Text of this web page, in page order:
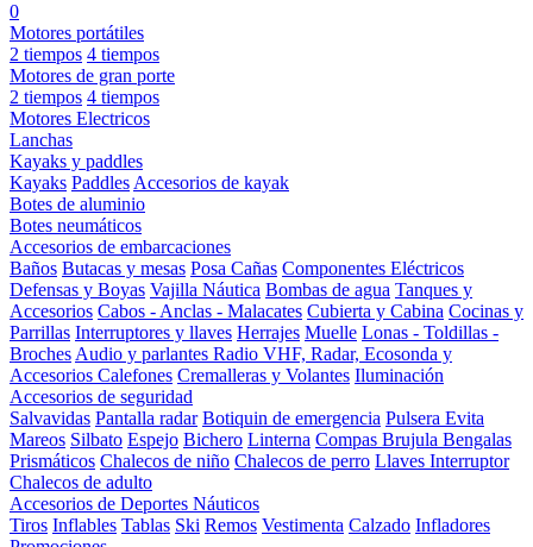
0
Motores portátiles
2 tiempos 4 tiempos
Motores de gran porte
2 tiempos 4 tiempos
Motores Electricos
Lanchas
Kayaks y paddles
Kayaks Paddles Accesorios de kayak
Botes de aluminio
Botes neumáticos
Accesorios de embarcaciones
Baños Butacas y mesas Posa Cañas Componentes Eléctricos
Defensas y Boyas Vajilla Náutica Bombas de agua Tanques y
Accesorios Cabos - Anclas - Malacates Cubierta y Cabina Cocinas y
Parrillas Interruptores y llaves Herrajes Muelle Lonas - Toldillas -
Broches Audio y parlantes Radio VHF, Radar, Ecosonda y
Accesorios Calefones Cremalleras y Volantes Iluminación
Accesorios de seguridad
Salvavidas Pantalla radar Botiquin de emergencia Pulsera Evita
Mareos Silbato Espejo Bichero Linterna Compas Brujula Bengalas
Prismáticos Chalecos de niño Chalecos de perro Llaves Interruptor
Chalecos de adulto
Accesorios de Deportes Náuticos
Tiros Inflables Tablas Ski Remos Vestimenta Calzado Infladores